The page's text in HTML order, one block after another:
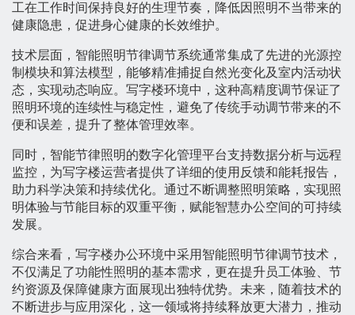
工在工作时间保持良好的生理节奏，降低因照明不当带来的
健康隐患，促进身心健康的长效维护。
技术层面，智能照明节律调节系统通常集成了先进的光源控
制模块和算法模型，能够精准捕捉自然光变化及室内活动状
态，实现动态响应。写字楼环境中，这种高精度调节保证了
照明环境的连续性与稳定性，避免了传统手动调节带来的不
便和误差，提升了整体管理效率。
同时，智能节律照明的数字化管理平台支持数据分析与远程
监控，为写字楼运营者提供了详细的使用反馈和能耗报告，
助力科学决策和持续优化。通过不断调整照明策略，实现照
明体验与节能目标的双重平衡，赋能智慧办公空间的可持续
发展。
综合来看，写字楼办公环境中采用智能照明节律调节技术，
不仅满足了功能性照明的基本需求，更在提升员工体验、节
约资源及保障健康方面展现出独特优势。未来，随着技术的
不断进步与应用深化，这一领域将持续释放更大潜力，推动